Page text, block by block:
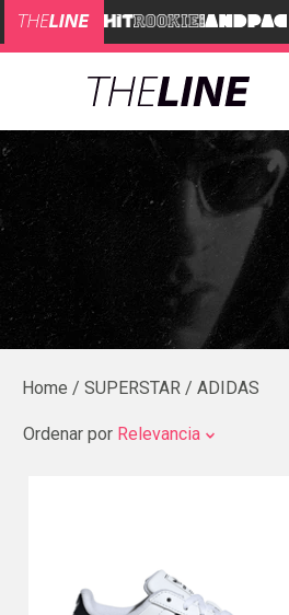
SUPERSTAR ADIDAS
Ordenar por Relevancia